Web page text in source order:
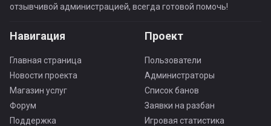
отзывчивой администрацией, всегда готовой помочь!
Навигация
Главная страница
Новости проекта
Магазин услуг
Форум
Поддержка
Проект
Пользователи
Администраторы
Список банов
Заявки на разбан
Игровая статистика